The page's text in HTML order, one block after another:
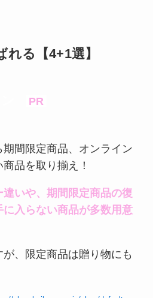
れる【4+1選】
PR
間限定商品、オンライン
品を取り揃え！
いや、期間限定商品の復
入らない商品が多数用意
、限定商品は贈り物にも